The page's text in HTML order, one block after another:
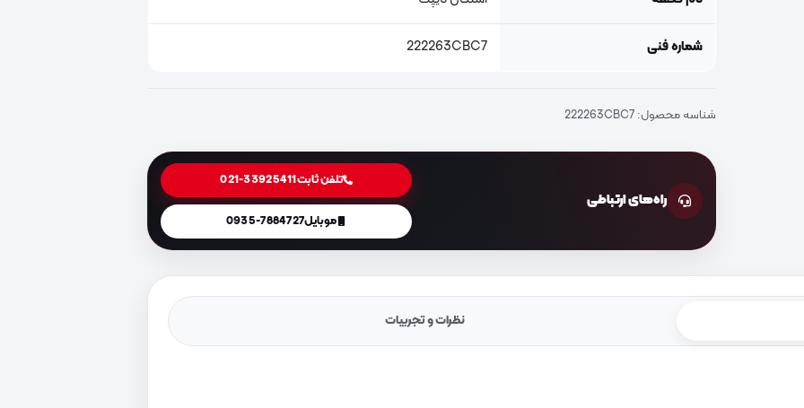
شماره فنی 222263CBC7
شناسه محصول:222263CBC7
راه‌های ارتباطی
تلفن ثابت021-33925411
موبایل0935-7884727
نظرات و تجربیات